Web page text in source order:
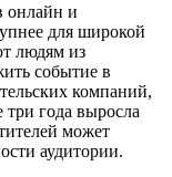
онлайн и
для широкой
людям из
событие в
компаний,
три года выросла
может
аудитории.